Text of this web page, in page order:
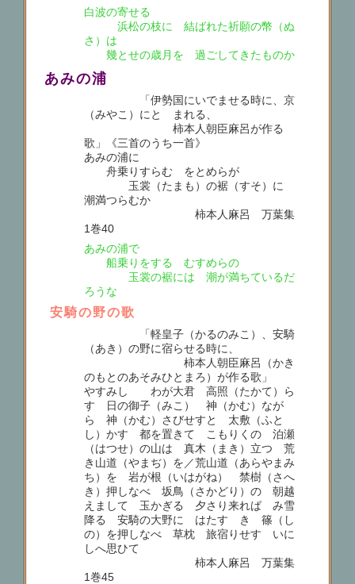
白波の寄せる
浜松の枝に 結ばれた祈願の幣（ぬ
さ）は
幾とせの歳月を 過ごしてきたものか
あみの浦
「伊勢国にいでませる時に、京
（みやこ）にとゞまれる、
柿本人朝臣麻呂が作る
歌」《三首のうち一首》
あみの浦に
舟乗りすらむ をとめらが
玉裳（たまも）の裾（すそ）に
潮満つらむか
柿本人麻呂 万葉集
1巻40
あみの浦で
船乗りをする むすめらの
玉裳の裾には 潮が満ちているだ
ろうな
安騎の野の歌
「軽皇子（かるのみこ）、安騎
（あき）の野に宿らせる時に、
柿本人朝臣麻呂（かき
のもとのあそみひとまろ）が作る歌」
やすみしゝ わが大君 高照（たかて）ら
す 日の御子（みこ） 神（かむ）なが
ら 神（かむ）さびせすと 太敷（ふと
し）かす 都を置きて こもりくの 泊瀬
（はつせ）の山は 真木（まき）立つ 荒
き山道（やまぢ）を／荒山道（あらやまみ
ち）を 岩が根（いはがね） 禁樹（さへ
き）押しなべ 坂鳥（さかどり）の 朝越
えまして 玉かぎる 夕さり来れば み雪
降る 安騎の大野に はたすゝき 篠（し
の）を押しなべ 草枕 旅宿りせす いに
しへ思ひて
柿本人麻呂 万葉集
1巻45